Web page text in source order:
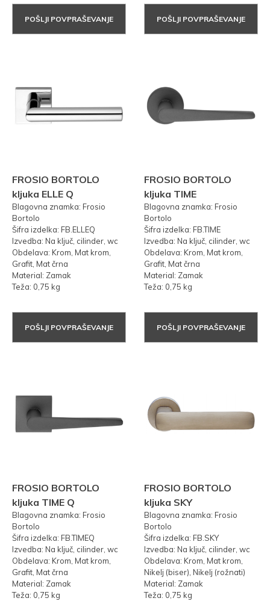
POŠLJI POVPRAŠEVANJE POŠLJI POVPRAŠEVANJE
FROSIO BORTOLO
kljuka ELLE Q
Blagovna znamka: Frosio
Bortolo
Šifra izdelka: FB.ELLEQ
Izvedba: Na ključ, cilinder, wc
Obdelava: Krom, Mat krom,
Grafit, Mat črna
Material: Zamak
Teža: 0,75 kg
POŠLJI POVPRAŠEVANJE
FROSIO BORTOLO
kljuka TIME
Blagovna znamka: Frosio
Bortolo
Šifra izdelka: FB.TIME
Izvedba: Na ključ, cilinder, wc
Obdelava: Krom, Mat krom,
Grafit, Mat črna
Material: Zamak
Teža: 0,75 kg
POŠLJI POVPRAŠEVANJE
FROSIO BORTOLO
kljuka TIME Q
Blagovna znamka: Frosio
Bortolo
Šifra izdelka: FB.TIMEQ
Izvedba: Na ključ, cilinder, wc
Obdelava: Krom, Mat krom,
Grafit, Mat črna
Material: Zamak
Teža: 0,75 kg
FROSIO BORTOLO
kljuka SKY
Blagovna znamka: Frosio
Bortolo
Šifra izdelka: FB.SKY
Izvedba: Na ključ, cilinder, wc
Obdelava: Krom, Mat krom,
Nikelj (biser), Nikelj (rožnati)
Material: Zamak
Teža: 0,75 kg